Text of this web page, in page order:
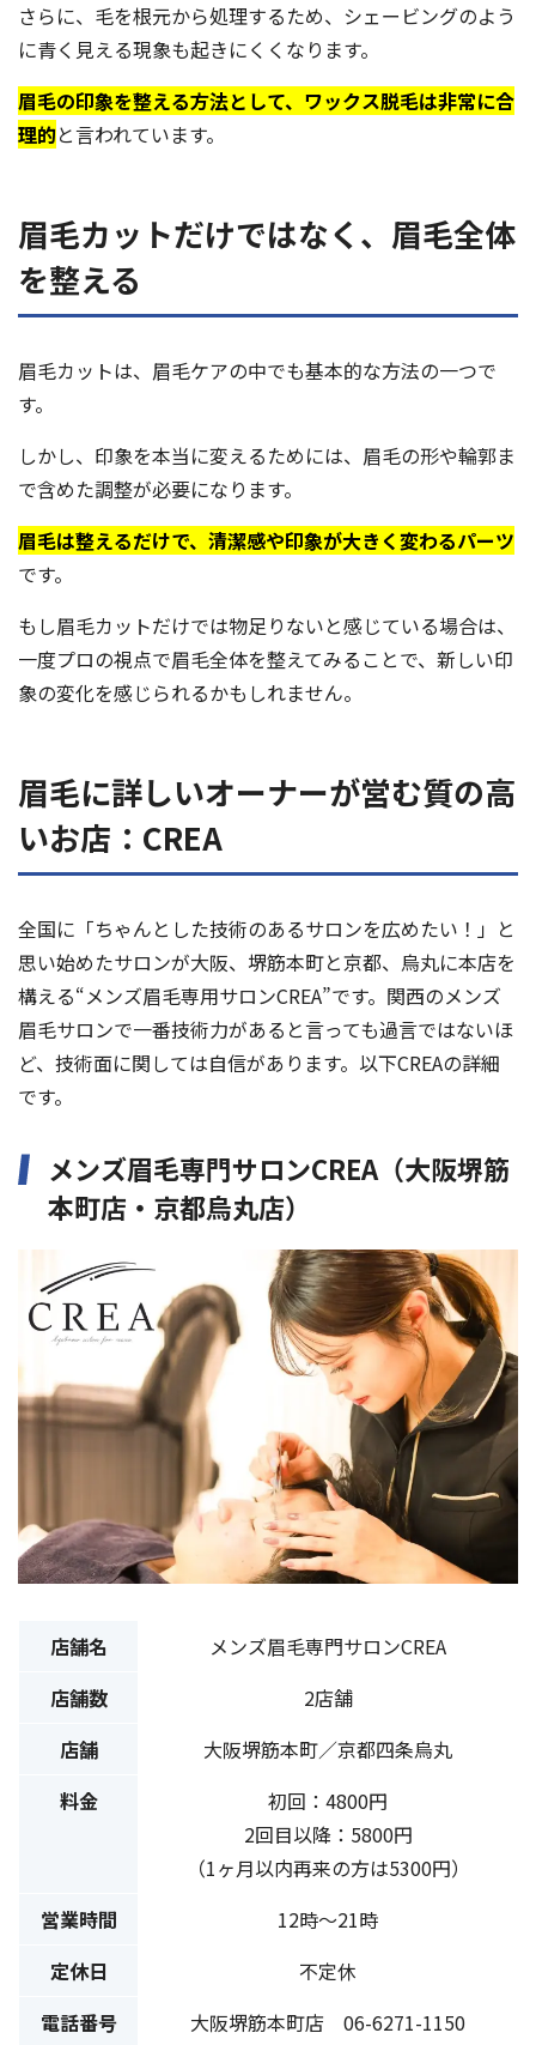
さらに、毛を根元から処理するため、シェービングのよう
に青く見える現象も起きにくくなります。
眉毛の印象を整える方法として、ワックス脱毛は非常に合
理的と言われています。
眉毛カットだけではなく、眉毛全体
を整える
眉毛カットは、眉毛ケアの中でも基本的な方法の一つで
す。
しかし、印象を本当に変えるためには、眉毛の形や輪郭ま
で含めた調整が必要になります。
眉毛は整えるだけで、清潔感や印象が大きく変わるパーツ
です。
もし眉毛カットだけでは物足りないと感じている場合は、
一度プロの視点で眉毛全体を整えてみることで、新しい印
象の変化を感じられるかもしれません。
眉毛に詳しいオーナーが営む質の高
いお店：CREA
全国に「ちゃんとした技術のあるサロンを広めたい！」と
思い始めたサロンが大阪、堺筋本町と京都、烏丸に本店を
構える“メンズ眉毛専用サロンCREA”です。関西のメンズ
眉毛サロンで一番技術力があると言っても過言ではないほ
ど、技術面に関しては自信があります。以下CREAの詳細
です。
メンズ眉毛専門サロンCREA（大阪堺筋
本町店・京都烏丸店）
店舗名
メンズ眉毛専門サロンCREA
店舗数
2店舗
店舗
大阪堺筋本町／京都四条烏丸
料金
初回：4800円
2回目以降：5800円
（1ヶ月以内再来の方は5300円）
営業時間
12時〜21時
定休日
不定休
電話番号
大阪堺筋本町店 06-6271-1150